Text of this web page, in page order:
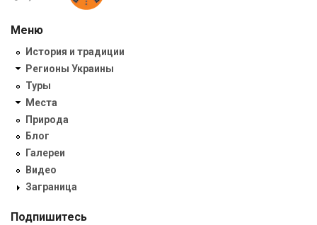
Меню
История и традиции
Регионы Украины
Туры
Места
Природа
Блог
Галереи
Видео
Заграница
Подпишитесь